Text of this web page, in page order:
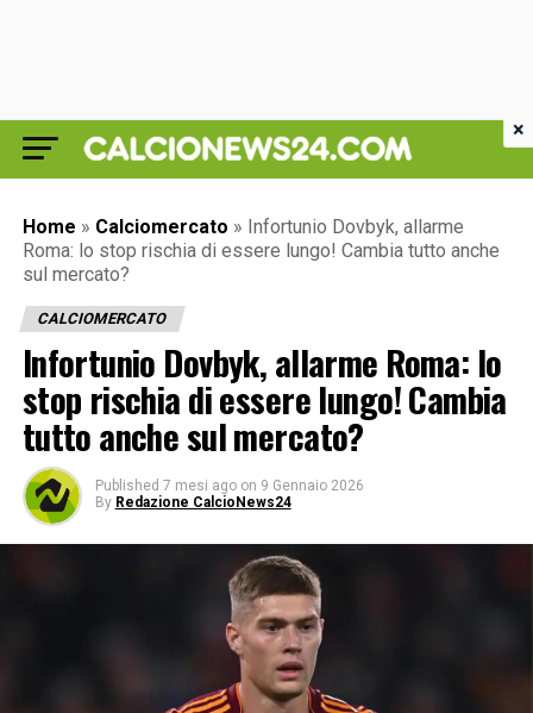
Home » Calciomercato » Infortunio Dovbyk, allarme
Roma: lo stop rischia di essere lungo! Cambia tutto anche
sul mercato?
CALCIOMERCATO
Infortunio Dovbyk, allarme Roma: lo
stop rischia di essere lungo! Cambia
tutto anche sul mercato?
Published 7 mesi ago on 9 Gennaio 2026
By Redazione CalcioNews24
×